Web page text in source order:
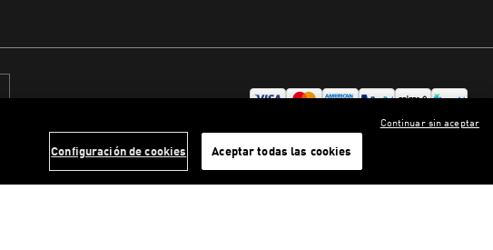
Configuración de cookies Aceptar todas las cookies
Continuar sin aceptar